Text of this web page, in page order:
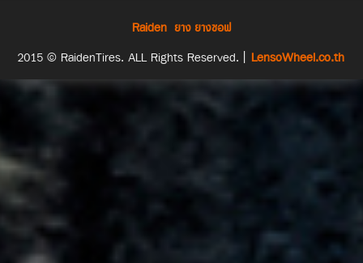
Raiden ยางยางซอฟ
2015 © RaidenTires. ALL Rights Reserved. |
LensoWheel.co.th